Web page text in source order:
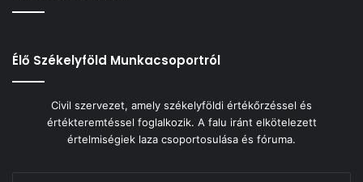
Élő Székelyföld Munkacsoportról
Civil szervezet, amely székelyföldi értékőrzéssel és
értékteremtéssel foglalkozik. A falu iránt elkötelezett
értelmiségiek laza csoportosulása és fóruma.